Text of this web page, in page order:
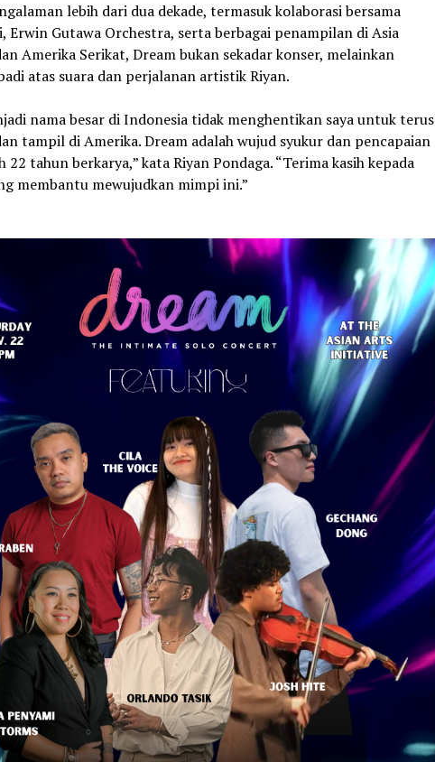
lebih dari dua dekade, termasuk kolaborasi bersama
Erwin Gutawa Orchestra, serta berbagai penampilan di Asia
Amerika Serikat, Dream bukan sekadar konser, melainkan
atas suara dan perjalanan artistik Riyan.
nama besar di Indonesia tidak menghentikan saya untuk terus
tampil di Amerika. Dream adalah wujud syukur dan pencapaian
22 tahun berkarya,” kata Riyan Pondaga. “Terima kasih kepada
membantu mewujudkan mimpi ini.”